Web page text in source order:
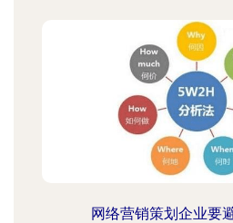
网络营销策划企业要